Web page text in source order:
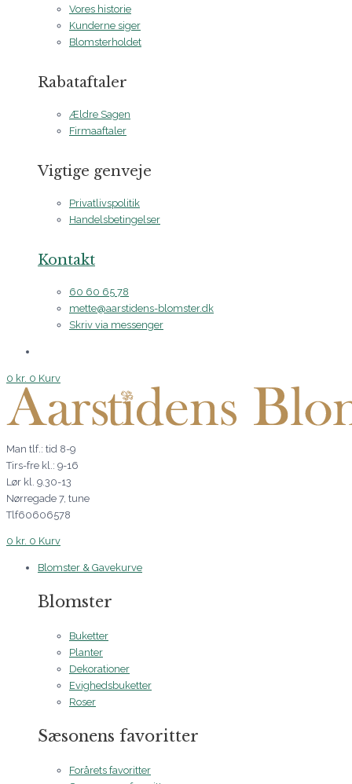
Vores historie
Kunderne siger
Blomsterholdet
Rabataftaler
Ældre Sagen
Firmaaftaler
Vigtige genveje
Privatlivspolitik
Handelsbetingelser
Kontakt
60 60 65 78
mette@aarstidens-blomster.dk
Skriv via messenger
0 kr. 0 Kurv
Man tlf.: tid 8-9
Tirs-fre kl.: 9-16
Lør kl. 9.30-13
Nørregade 7, tune
Tlf60606578
0 kr. 0 Kurv
Blomster & Gavekurve
Blomster
Buketter
Planter
Dekorationer
Evighedsbuketter
Roser
Sæsonens favoritter
Forårets favoritter